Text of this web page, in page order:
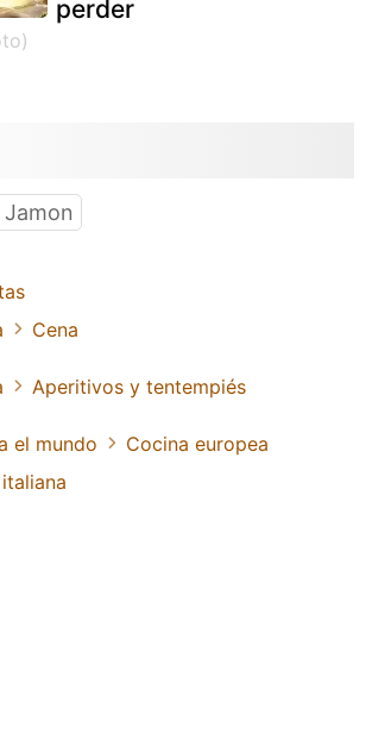
perder
Jamon
Cena
Aperitivos y tentempiés
el mundo
Cocina europea